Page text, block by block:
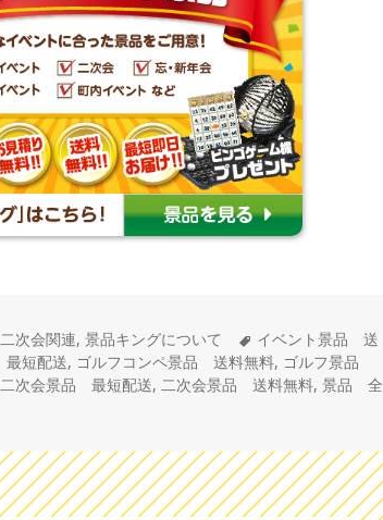
二次会関連, 景品キングについて
イベント景品 送
短配送, ゴルフコンペ景品 送料無料, ゴルフ景品
二次会景品 最短配送, 二次会景品 送料無料, 景品 全